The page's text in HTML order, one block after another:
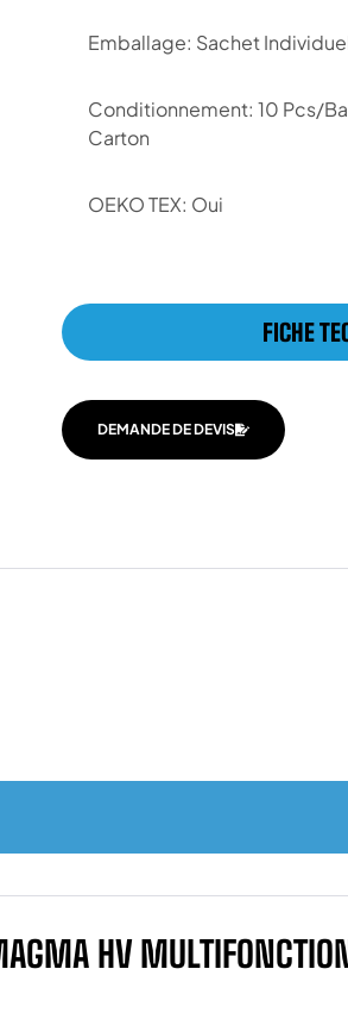
Emballage: Sachet
Conditionnement: 10 Pcs/
Carton
OEKO TEX: Oui
FICHE
DEMANDE DE DEVIS
HV